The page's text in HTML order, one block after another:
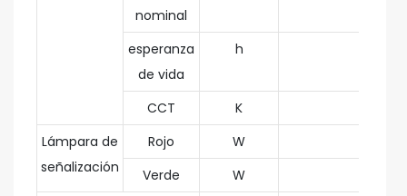
nominal
esperanza
de vida
h
CCT
K
Lámpara de
señalización
Rojo
W
Verde
W